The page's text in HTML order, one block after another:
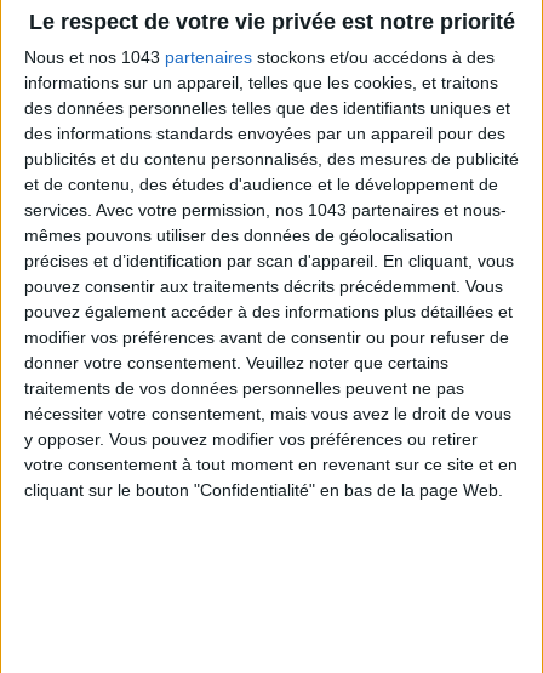
Le respect de votre vie privée est notre priorité
Nous et nos 1043 partenaires stockons et/ou accédons à des
informations sur un appareil, telles que les cookies, et traitons
des données personnelles telles que des identifiants uniques et
des informations standards envoyées par un appareil pour des
publicités et du contenu personnalisés, des mesures de publicité
et de contenu, des études d'audience et le développement de
services. Avec votre permission, nos 1043 partenaires et nous-
mêmes pouvons utiliser des données de géolocalisation
précises et d’identification par scan d'appareil. En cliquant, vous
pouvez consentir aux traitements décrits précédemment. Vous
pouvez également accéder à des informations plus détaillées et
modifier vos préférences avant de consentir ou pour refuser de
donner votre consentement. Veuillez noter que certains
traitements de vos données personnelles peuvent ne pas
nécessiter votre consentement, mais vous avez le droit de vous
y opposer. Vous pouvez modifier vos préférences ou retirer
votre consentement à tout moment en revenant sur ce site et en
cliquant sur le bouton "Confidentialité" en bas de la page Web.
TOUT CE QUE VOUS DEVEZ FAIRE À PARIS EN AOÛT
LES SPF 50 QUI DONNENT ENVIE DE SE TARTINER